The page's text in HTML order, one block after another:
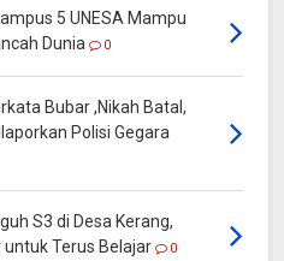
5 UNESA Mampu
Dunia
0
Bubar ,Nikah Batal,
Polisi Gegara
S3 di Desa Kerang,
untuk Terus Belajar
0